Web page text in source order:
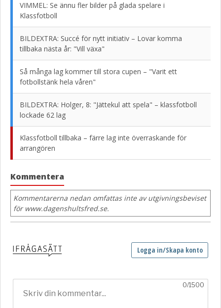
VIMMEL: Se ännu fler bilder på glada spelare i
Klassfotboll
BILDEXTRA: Succé för nytt initiativ – Lovar komma
tillbaka nästa år: "Vill växa"
Så många lag kommer till stora cupen – "Varit ett
fotbollstänk hela våren"
BILDEXTRA: Holger, 8: "Jättekul att spela" – klassfotboll
lockade 62 lag
Klassfotboll tillbaka – färre lag inte överraskande för
arrangören
Kommentera
Kommentarerna nedan omfattas inte av utgivningsbeviset
för www.dagenshultsfred.se.